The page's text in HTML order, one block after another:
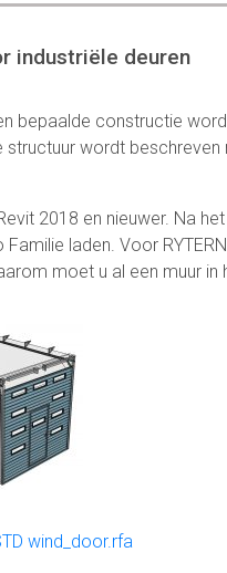
industriële deuren
bepaalde constructie
wordt
2018 en nieuwer. Na
laden. Voor
moet u al een muur
wind_door.rfa